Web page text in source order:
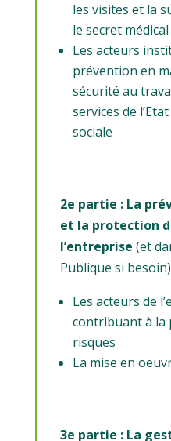
les visites et la
le secret
Les acteurs
prévention en
sécurité au
services de
sociale
2e partie : La
et la protection
l’entreprise (et
Publique si besoin)
Les acteurs de
contribuant à la
risques
La mise en
3e partie : La